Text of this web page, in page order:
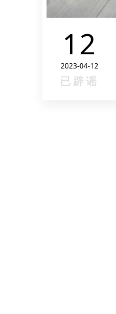
12
2023-04-12
已辟谣